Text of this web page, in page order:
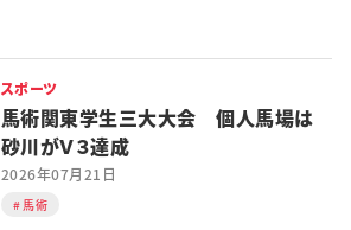
スポーツ
馬術関東学生三大大会 個人馬場は
砂川がＶ３達成
2026年07月21日
馬術